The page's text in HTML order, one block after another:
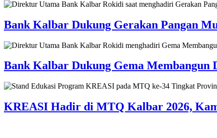
Bank Kalbar Dukung Gerakan Pangan
Bank Kalbar Dukung Gema Membangun
KREASI Hadir di MTQ Kalbar 2026,